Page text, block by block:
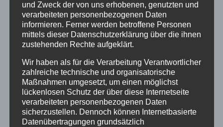
Burgberg im Allgäu burgentage Bürger Bürgerbüro
Bürgerinfo bürgermeister corona Dorfplatz
ehrung Gemeinde Gemeinde Burgberg
gemeinderat Gesucht Grünten Grüntenhalle
hinweis hochwasser Holzfällung
Landkreis Oberallgäu Landratsamt Maibaum
Maibaumaufstellen Markthaus mithilfe
und Zweck der von uns erhobenen, genutzten und
verarbeiteten personenbezogenen Daten
informieren. Ferner werden betroffene Personen
mittels dieser Datenschutzerklärung über die ihnen
zustehenden Rechte aufgeklärt.
Wir haben als für die Verarbeitung Verantwortlicher
zahlreiche technische und organisatorische
Maßnahmen umgesetzt, um einen möglichst
lückenlosen Schutz der über diese Internetseite
verarbeiteten personenbezogenen Daten
sicherzustellen. Dennoch können Internetbasierte
Datenübertragungen grundsätzlich